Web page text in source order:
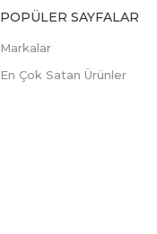
POPÜLER SAYFALAR
Markalar
En Çok Satan Ürünler